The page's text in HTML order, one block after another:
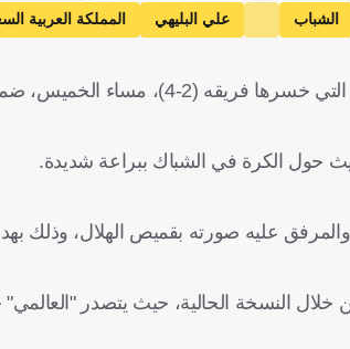
الشباب علي البليهي
المملكة العربية
حول الكرة في الشباك ببراعة شديدة.
عليه صورته بقميص الهلال، وذلك
النسخة الحالية، حيث يتصدر "العالمي"